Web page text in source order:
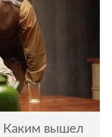
Каким вышел